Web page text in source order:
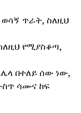
ጥራት, ስለዚህ
የሚያስቆጣ,
በተለይ ሰው ነው,
ሳሙና ከፍ